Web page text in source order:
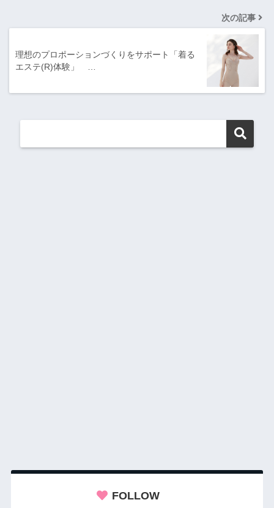
次の記事
理想のプロポーションづくりをサポート「着る
エステ(R)体験」 …
FOLLOW